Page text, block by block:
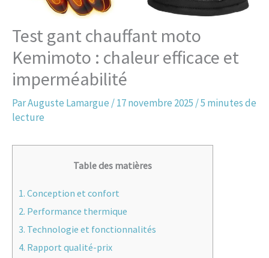
Test gant chauffant moto
Kemimoto : chaleur efficace et
imperméabilité
ParAuguste Lamargue /17 novembre 2025 /5 minutes de
lecture
Table des matières
1. Conception et confort
2. Performance thermique
3. Technologie et fonctionnalités
4. Rapport qualité-prix